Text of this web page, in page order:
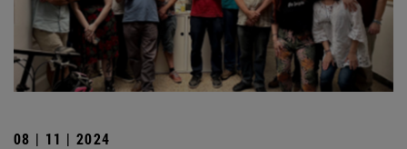
08 | 11 | 2024